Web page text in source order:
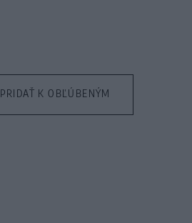
PRIDAŤ K OBĽÚBENÝM